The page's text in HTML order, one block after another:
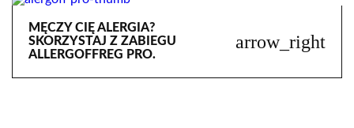
MĘCZY CIĘ ALERGIA?
SKORZYSTAJ Z ZABIEGU
ALLERGOFFREG PRO.
arrow_right